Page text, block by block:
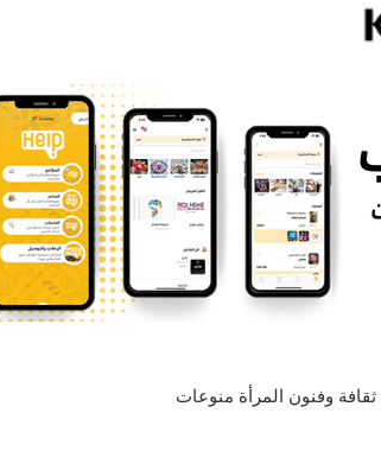
ثقافة وفنون المرأة منوعات